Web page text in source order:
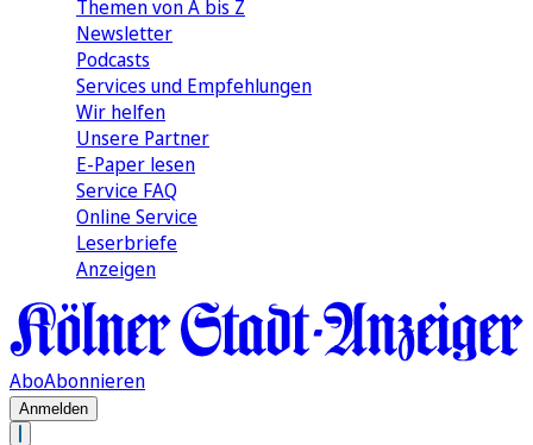
Themen von A bis Z
Newsletter
Podcasts
Services und Empfehlungen
Wir helfen
Unsere Partner
E-Paper lesen
Service FAQ
Online Service
Leserbriefe
Anzeigen
AboAbonnieren
Anmelden